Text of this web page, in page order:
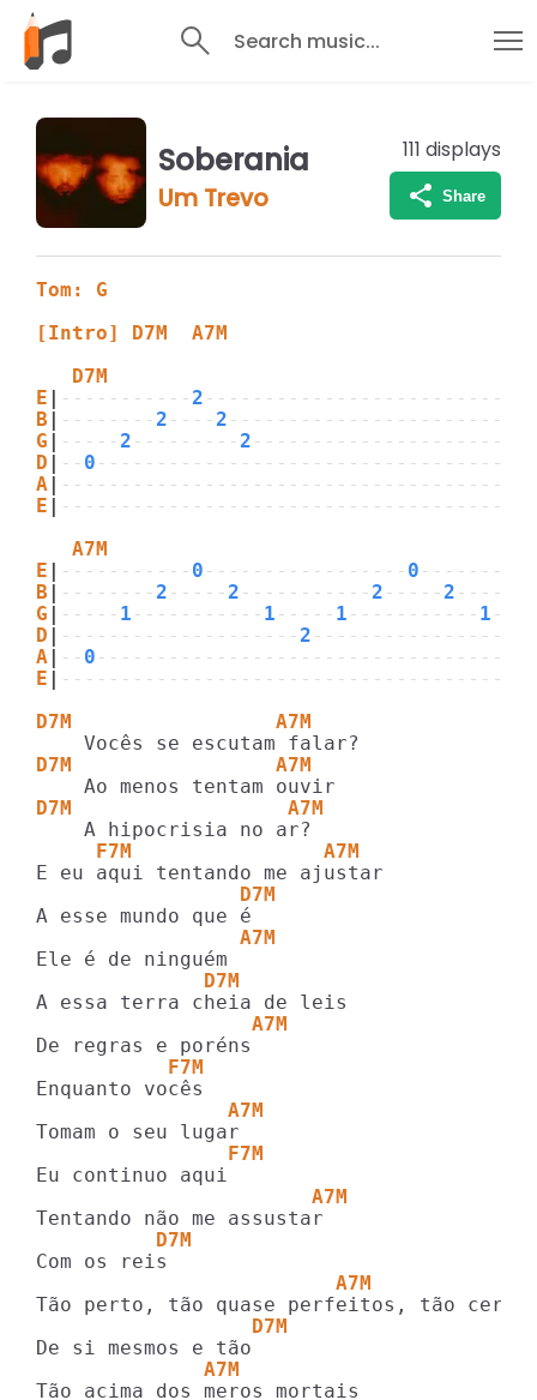
Search music...
Soberania
Um Trevo
111 displays
Share
Tom: G
[Intro] D7M  A7M
   D7M
E
----------- 2
B
-------- 2 ---- 2
G
----- 2 --------- 2
D
-- 0
A
E
   A7M
E
----------- 0 ----------------- 0
B
-------- 2 ----- 2 ----------- 2 ----- 2
G
----- 1 ----------- 1 ----- 1 ----------- 1
D
-------------------- 2
A
-- 0
E
D7M                 A7M
D7M                 A7M
D7M                  A7M
     F7M                A7M
                 D7M
                 A7M
              D7M
                  A7M
           F7M
                A7M
                F7M
                       A7M
          D7M
                         A7M
                  D7M
              A7M